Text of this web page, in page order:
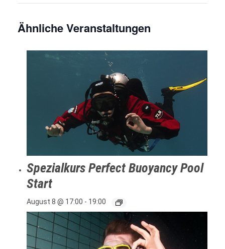
Ähnliche Veranstaltungen
Spezialkurs Perfect Buoyancy Pool
Start
August 8 @ 17:00 - 19:00